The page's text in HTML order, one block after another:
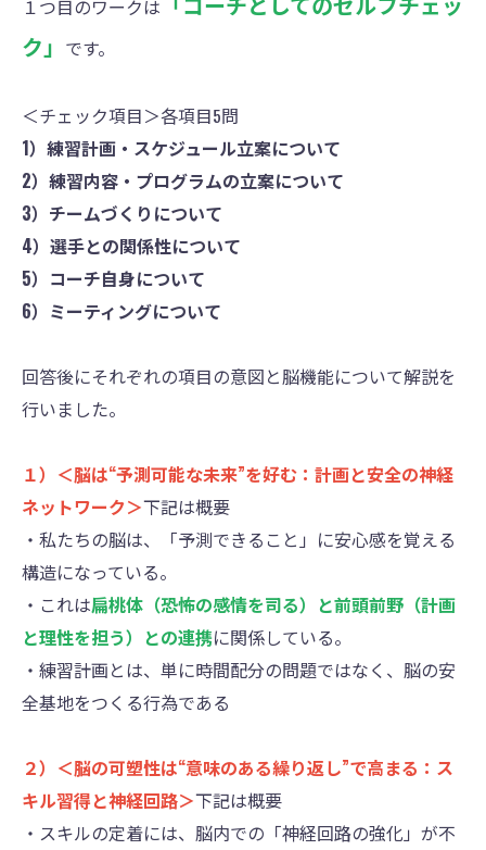
１つ目のワークは
ク」 です。
＜チェック項目＞各項目5問
1）練習計画・スケジュール立案について
2）練習内容・プログラムの立案について
3）チームづくりについて
4）選手との関係性について
5）コーチ自身について
6）ミーティングについて
回答後にそれぞれの項目の意図と脳機能について解説を
行いました。
１）＜脳は“予測可能な未来”を好む：計画と安全の神経
ネットワーク＞下記は概要
・私たちの脳は、「予測できること」に安心感を覚える
構造になっている。
・これは扁桃体（恐怖の感情を司る）と前頭前野（計画
と理性を担う）との連携に関係している。
・練習計画とは、単に時間配分の問題ではなく、脳の安
全基地をつくる行為である
２）＜脳の可塑性は“意味のある繰り返し”で高まる：ス
キル習得と神経回路＞下記は概要
・スキルの定着には、脳内での「神経回路の強化」が不